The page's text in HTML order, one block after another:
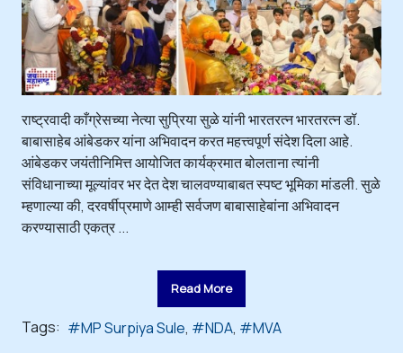
राष्ट्रवादी काँग्रेसच्या नेत्या सुप्रिया सुळे यांनी भारतरत्न भारतरत्न डॉ.
बाबासाहेब आंबेडकर यांना अभिवादन करत महत्त्वपूर्ण संदेश दिला आहे.
आंबेडकर जयंतीनिमित्त आयोजित कार्यक्रमात बोलताना त्यांनी
संविधानाच्या मूल्यांवर भर देत देश चालवण्याबाबत स्पष्ट भूमिका मांडली. सुळे
म्हणाल्या की, दरवर्षीप्रमाणे आम्ही सर्वजण बाबासाहेबांना अभिवादन
करण्यासाठी एकत्र ...
Read More
Tags: MP Surpiya Sule NDA MVA